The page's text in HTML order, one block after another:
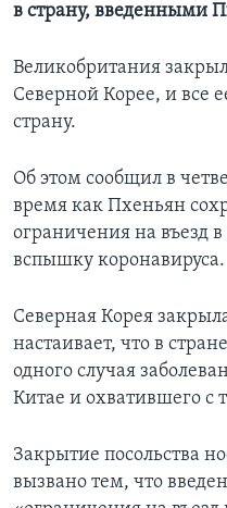
в страну, введенными
Великобритания
Северной Корее, и все
страну.
Об этом сообщил в
время как Пхеньян
ограничения на въезд
вспышку коронавируса.
Северная Корея
настаивает, что в
одного случая
Китае и охватившего с
Закрытие посольства
вызвано тем, что